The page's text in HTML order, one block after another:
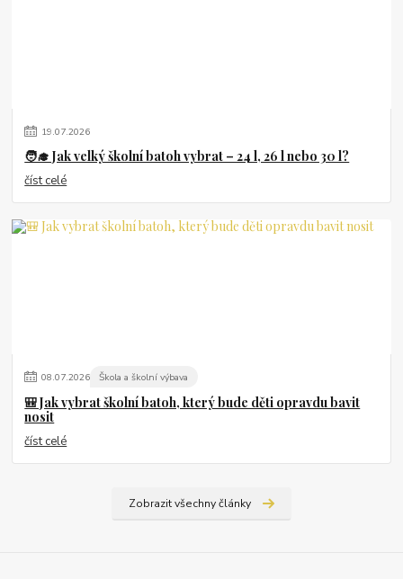
19.07.2026
🧑‍🎓 Jak velký školní batoh vybrat – 24 l, 26 l nebo 30 l?
číst celé
08.07.2026 Škola a školní výbava
🎒 Jak vybrat školní batoh, který bude děti opravdu bavit
nosit
číst celé
Zobrazit všechny články